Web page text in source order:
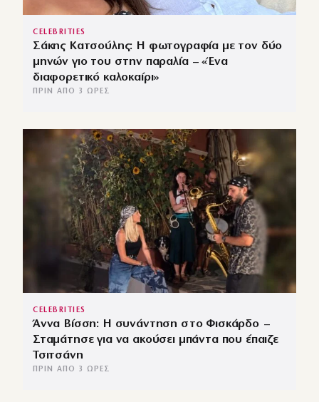
CELEBRITIES
Σάκης Κατσούλης: Η φωτογραφία με τον δύο
μηνών γιο του στην παραλία – «Ένα
διαφορετικό καλοκαίρι»
ΠΡΙΝ ΑΠΌ 3 ΏΡΕΣ
CELEBRITIES
Άννα Βίσση: Η συνάντηση στο Φισκάρδο –
Σταμάτησε για να ακούσει μπάντα που έπαιζε
Τσιτσάνη
ΠΡΙΝ ΑΠΌ 3 ΏΡΕΣ